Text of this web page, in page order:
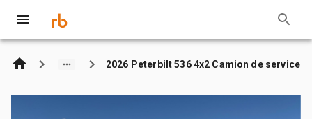
2026 Peterbilt 536 4x2 Camion de service